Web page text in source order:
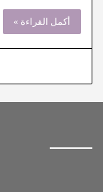
أكمل القراءة »